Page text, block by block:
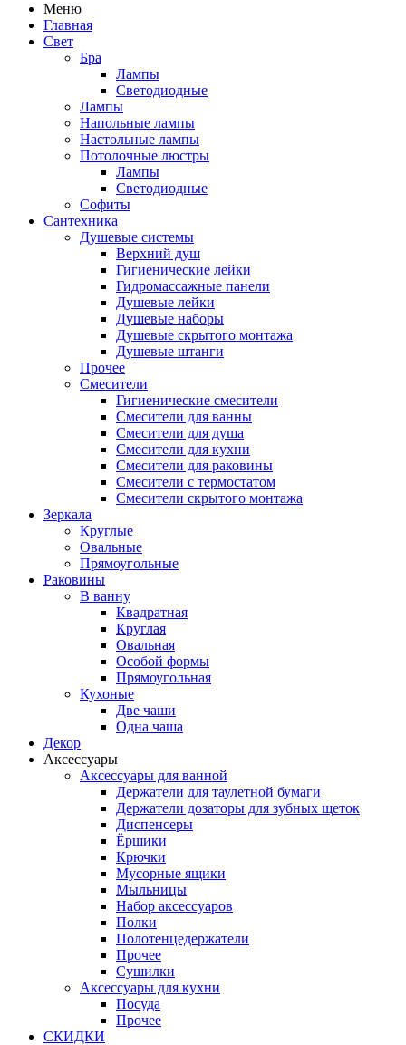
Меню
Главная
Свет
Бра
Лампы
Светодиодные
Лампы
Напольные лампы
Настольные лампы
Потолочные люстры
Лампы
Светодиодные
Софиты
Сантехника
Душевые системы
Верхний душ
Гигиенические лейки
Гидромассажные панели
Душевые лейки
Душевые наборы
Душевые скрытого монтажа
Душевые штанги
Прочее
Смесители
Гигиенические смесители
Смесители для ванны
Смесители для душа
Смесители для кухни
Смесители для раковины
Смесители с термостатом
Смесители скрытого монтажа
Зеркала
Круглые
Овальные
Прямоугольные
Раковины
В ванну
Квадратная
Круглая
Овальная
Особой формы
Прямоугольная
Кухоные
Две чаши
Одна чаша
Декор
Аксессуары
Аксессуары для ванной
Держатели для таулетной бумаги
Держатели дозаторы для зубных щеток
Диспенсеры
Ёршики
Крючки
Мусорные ящики
Мыльницы
Набор аксессуаров
Полки
Полотенцедержатели
Прочее
Сушилки
Аксессуары для кухни
Посуда
Прочее
СКИДКИ